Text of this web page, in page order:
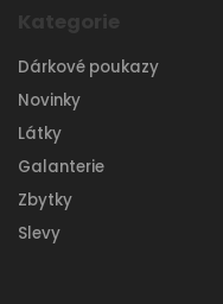
Kategorie
Dárkové poukazy
Novinky
Látky
Galanterie
Zbytky
Slevy